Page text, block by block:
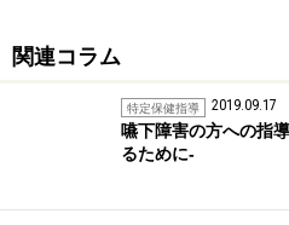
関連コラム
特定保健指導 2019.09.17
嚥下障害の方への指
るために-